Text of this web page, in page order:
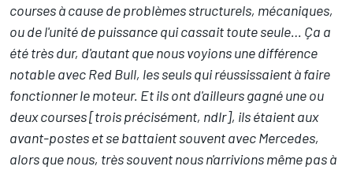
courses à cause de problèmes structurels, mécaniques,
ou de l'unité de puissance qui cassait toute seule… Ça a
été très dur, d'autant que nous voyions une différence
notable avec Red Bull, les seuls qui réussissaient à faire
fonctionner le moteur. Et ils ont d'ailleurs gagné une ou
deux courses [trois précisément, ndlr], ils étaient aux
avant-postes et se battaient souvent avec Mercedes,
alors que nous, très souvent nous n'arrivions même pas à